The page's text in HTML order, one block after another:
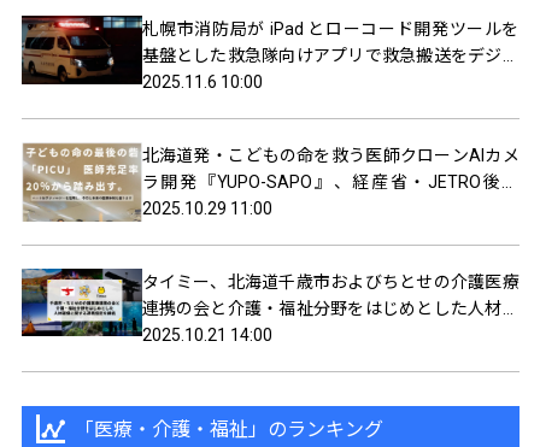
札幌市消防局が iPad とローコード開発ツールを
基盤とした救急隊向けアプリで救急搬送をデジタ
ル化
2025.11.6 10:00
北海道発・こどもの命を救う医師クローンAIカメ
ラ開発『YUPO-SAPO』、経産省・JETRO後援
「始動ネクストイノベーター」第2ステージ進出
2025.10.29 11:00
タイミー、北海道千歳市およびちとせの介護医療
連携の会と介護・福祉分野をはじめとした人材確
保に関する連携協定を締結
2025.10.21 14:00
「医療・介護・福祉」のランキング